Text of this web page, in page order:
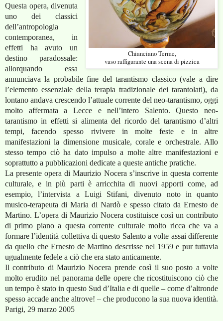
Chianciano Terme,
vaso raffigurante una scena di pizzica
Questa opera, divenuta
uno dei classici
dell’antropologia
contemporanea, in
effetti ha avuto un
destino paradossale:
allorquando essa
annunciava la probabile fine del tarantismo classico (vale a dire
l’elemento essenziale della terapia tradizionale dei tarantolati), da
lontano andava crescendo l’attuale corrente del neo-tarantismo, oggi
molto affermata a Lecce e nell’intero Salento. Questo neo-
tarantismo in effetti si alimenta del ricordo del tarantismo d’altri
tempi, facendo spesso rivivere in molte feste e in altre
manifestazioni la dimensione musicale, corale e orchestrale. Allo
stesso tempo ciò ha dato impulso a molte altre manifestazioni e
soprattutto a pubblicazioni dedicate a queste antiche pratiche.
La presente opera di Maurizio Nocera s’inscrive in questa corrente
culturale, e in più parti è arricchita di nuovi apporti come, ad
esempio, l’intervista a Luigi Stifani, divenuto noto in quanto
musico-terapeuta di Maria di Nardò e spesso citato da Ernesto de
Martino. L’opera di Maurizio Nocera costituisce così un contributo
di primo piano a questa corrente culturale molto ricca che va a
formare l’identità collettiva di questo Salento a volte assai differente
da quello che Ernesto de Martino descrisse nel 1959 e pur tuttavia
ugualmente fedele a ciò che era stato anticamente.
Il contributo di Maurizio Nocera prende così il suo posto a volte
molto erudito nel panorama delle opere che ricostituiscono ciò che
un tempo è stato in questo Sud d’Italia e di quelle – come d’altronde
spesso accade anche altrove! – che producono la sua nuova identità.
Parigi, 29 marzo 2005